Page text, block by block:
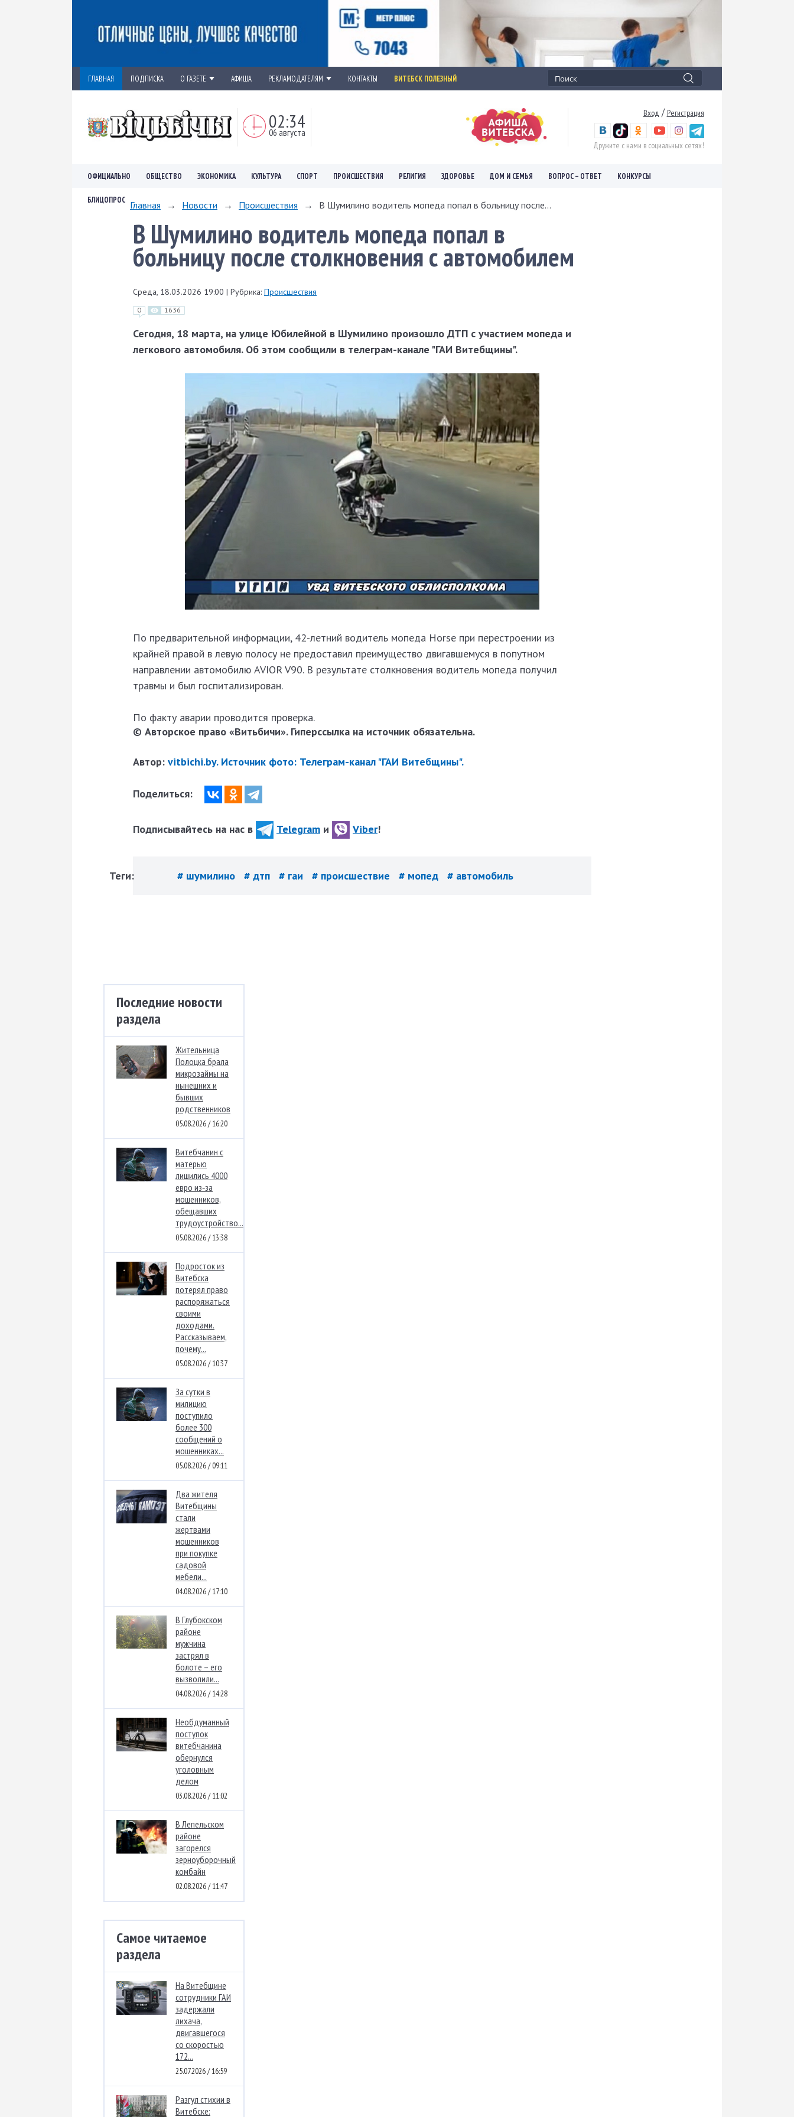
ГЛАВНАЯ ПОДПИСКА О ГАЗЕТЕ АФИША РЕКЛАМОДАТЕЛЯМ КОНТАКТЫ ВИТЕБСК ПОЛЕЗНЫЙ
02:34
06 августа
Вход / Регистрация
Дружите с нами в социальных сетях!
ОФИЦИАЛЬНО ОБЩЕСТВО ЭКОНОМИКА КУЛЬТУРА СПОРТ ПРОИСШЕСТВИЯ РЕЛИГИЯ ЗДОРОВЬЕ ДОМ И СЕМЬЯ ВОПРОС – ОТВЕТ КОНКУРСЫ
БЛИЦОПРОС Главная → Новости → Происшествия → В Шумилино водитель мопеда попал в больницу после...
В Шумилино водитель мопеда попал в
больницу после столкновения с автомобилем
Среда, 18.03.2026 19:00 | Рубрика: Происшествия
0 1636
Сегодня, 18 марта, на улице Юбилейной в Шумилино произошло ДТП с участием мопеда и
легкового автомобиля. Об этом сообщили в телеграм-канале "ГАИ Витебщины".
По предварительной информации, 42-летний водитель мопеда Horse при перестроении из
крайней правой в левую полосу не предоставил преимущество двигавшемуся в попутном
направлении автомобилю AVIOR V90. В результате столкновения водитель мопеда получил
травмы и был госпитализирован.
По факту аварии проводится проверка.
© Авторское право «Витьбичи». Гиперссылка на источник обязательна.
Автор: vitbichi.by. Источник фото: Телеграм-канал "ГАИ Витебщины".
Поделиться:
Подписывайтесь на нас в Telegram и Viber!
Теги: # шумилино # дтп # гаи # происшествие # мопед # автомобиль
Последние новости
раздела
Жительница
Полоцка брала
микрозаймы на
нынешних и
бывших
родственников
05.08.2026 / 16:20
Витебчанин с
матерью
лишились 4000
евро из‑за
мошенников,
обещавших
трудоустройство...
05.08.2026 / 13:38
Подросток из
Витебска
потерял право
распоряжаться
своими
доходами.
Рассказываем,
почему...
05.08.2026 / 10:37
За сутки в
милицию
поступило
более 300
сообщений о
мошенниках...
05.08.2026 / 09:11
Два жителя
Витебщины
стали
жертвами
мошенников
при покупке
садовой
мебели...
04.08.2026 / 17:10
В Глубокском
районе
мужчина
застрял в
болоте – его
вызволили...
04.08.2026 / 14:28
Необдуманный
поступок
витебчанина
обернулся
уголовным
делом
03.08.2026 / 11:02
В Лепельском
районе
загорелся
зерноуборочный
комбайн
02.08.2026 / 11:47
Самое читаемое
раздела
На Витебщине
сотрудники ГАИ
задержали
лихача,
двигавшегося
со скоростью
172...
25.07.2026 / 16:59
Разгул стихии в
Витебске: